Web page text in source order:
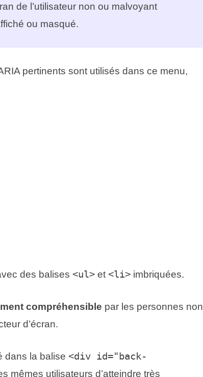
de l’utilisateur non ou malvoyant
ou masqué.
pertinents sont utilisés dans ce menu,
des balises <ul>et <li>imbriquées.
compréhensible par les personnes non
d’écran.
dans la balise <div id="back-
mêmes utilisateurs d’atteindre très